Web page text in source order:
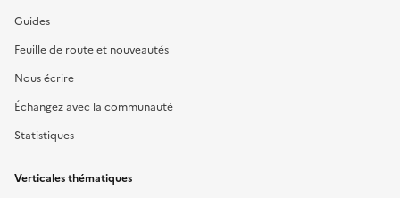
Guides
Feuille de route et nouveautés
Nous écrire
Échangez avec la communauté
Statistiques
Verticales thématiques